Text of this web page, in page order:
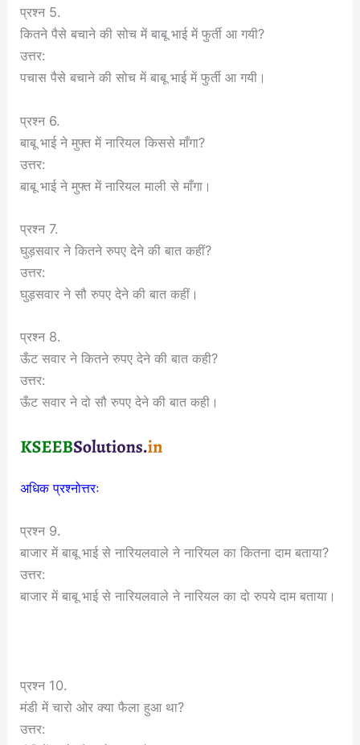
प्रश्न 5.
कितने पैसे बचाने की सोच में बाबू भाई में फुर्ती आ गयी?
उत्तर:
पचास पैसे बचाने की सोच में बाबू भाई में फुर्ती आ गयी।
प्रश्न 6.
बाबू भाई ने मुफ्त में नारियल किससे माँगा?
उत्तर:
बाबू भाई ने मुफ्त में नारियल माली से माँगा।
प्रश्न 7.
घुड़सवार ने कितने रुपए देने की बात कहीं?
उत्तर:
घुड़सवार ने सौ रुपए देने की बात कहीं।
प्रश्न 8.
ऊँट सवार ने कितने रुपए देने की बात कही?
उत्तर:
ऊँट सवार ने दो सौ रुपए देने की बात कही।
अधिक प्रश्नोत्तरः
प्रश्न 9.
बाजार में बाबू भाई से नारियलवाले ने नारियल का कितना दाम बताया?
उत्तर:
बाजार में बाबू भाई से नारियलवाले ने नारियल का दो रुपये दाम बताया।
प्रश्न 10.
मंडी में चारो ओर क्या फैला हुआ था?
उत्तर: